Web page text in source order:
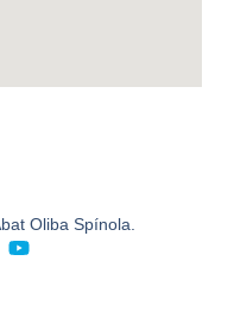
Oliba Spínola.